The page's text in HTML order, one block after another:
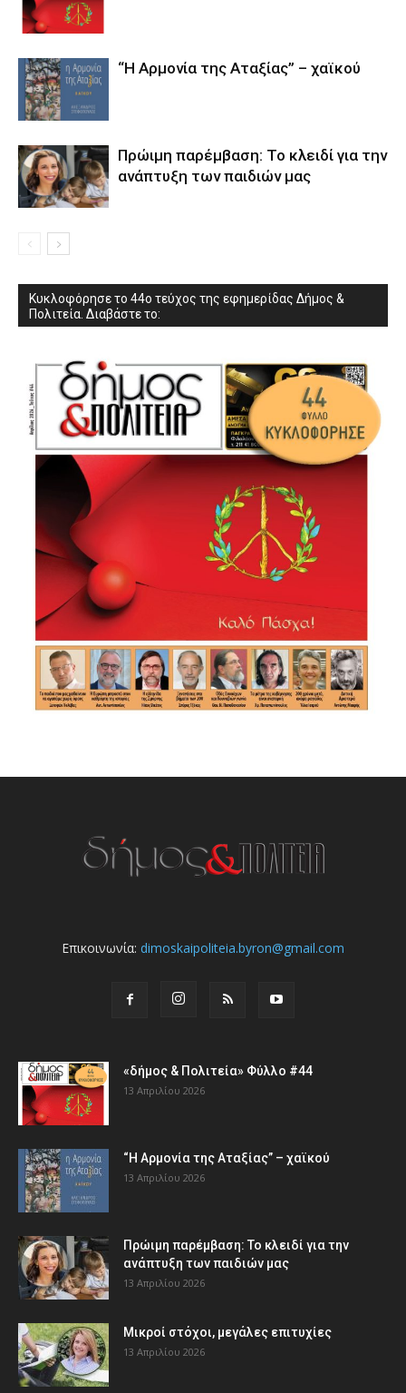
“Η Αρμονία της Αταξίας” – χαϊκού
Πρώιμη παρέμβαση: Το κλειδί για την
ανάπτυξη των παιδιών µας
Κυκλοφόρησε το 44ο τεύχος της εφημερίδας Δήμος &
Πολιτεία. Διαβάστε το:
Επικοινωνία: dimoskaipoliteia.byron@gmail.com
«δήμος & Πολιτεία» Φύλλο #44
13 Απριλίου 2026
“Η Αρμονία της Αταξίας” – χαϊκού
13 Απριλίου 2026
Πρώιμη παρέμβαση: Το κλειδί για την
ανάπτυξη των παιδιών µας
13 Απριλίου 2026
Μικροί στόχοι, μεγάλες επιτυχίες
13 Απριλίου 2026